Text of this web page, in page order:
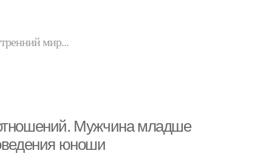
мир...
Мужчина младше
юноши